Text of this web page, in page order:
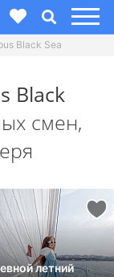
Black Sea
Black
смен,
летний